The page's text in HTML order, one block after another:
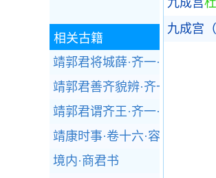
九成宫
九成宫
相关古籍
靖郭君将城薛·齐一·战国策
靖郭君善齐貌辨·齐一·战国策
靖郭君谓齐王·齐一·战国策
靖康时事·卷十六·容斋随笔
境内·商君书